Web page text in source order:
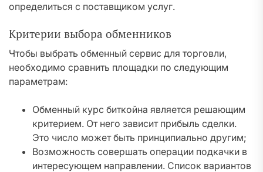
определиться с поставщиком услуг.
Критерии выбора обменников
Чтобы выбрать обменный сервис для торговли,
необходимо сравнить площадки по следующим
параметрам:
Обменный курс биткойна является решающим
критерием. От него зависит прибыль сделки.
Это число может быть принципиально другим;
Возможность совершать операции подкачки в
интересующем направлении. Список вариантов